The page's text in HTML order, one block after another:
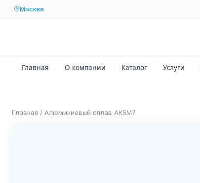
Москва
Главная О компании Каталог Услуги
Главная / Алюминиевый сплав АК5М7